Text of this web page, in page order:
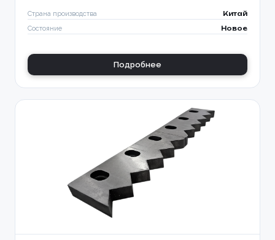
Страна производства Китай
Состояние Новое
Подробнее